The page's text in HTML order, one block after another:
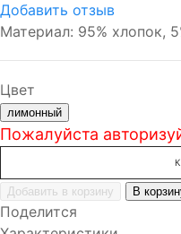
Добавить отзыв
Материал: 95% хлопок,
Цвет
лимонный
Пожалуйста
Добавить в корзину В
Поделится